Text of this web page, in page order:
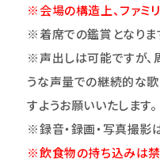
※会場の構造上、ファミ
※着席での鑑賞となりま
※声出しは可能ですが、
うな声量での継続的な
すようお願いいたします。
※録音・録画・写真撮影
※飲食物の持ち込みは禁